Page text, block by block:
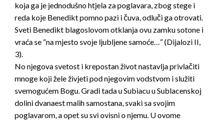
koja ga je jednodušno htjela za poglavara, zbog stege i
reda koje Benedikt pomno pazi i čuva, odluči ga otrovati.
Sveti Benedikt blagoslovom otklanja ovu zamku sotone i
vraća se “na mjesto svoje ljubljene samoće…” (Dijalozi II,
3).
No njegova svetost i krepostan život nastavlja privlačiti
mnoge koji žele živjeti pod njegovim vodstvom i služiti
svemogućem Bogu. Gradi tada u Subiacu u Sublacenskoj
dolini dvanaest malih samostana, svaki sa svojim
poglavarom, a opet su svi ovisni o njemu. U ovome